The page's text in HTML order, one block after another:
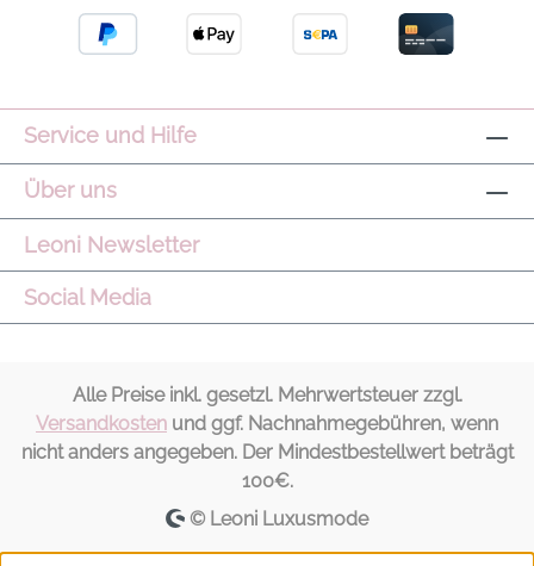
Service und Hilfe
Über uns
Leoni Newsletter
Social Media
Alle Preise inkl. gesetzl. Mehrwertsteuer zzgl.
Versandkosten und ggf. Nachnahmegebühren, wenn
nicht anders angegeben. Der Mindestbestellwert beträgt
100€.
© Leoni Luxusmode